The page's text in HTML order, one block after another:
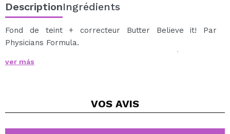
DescriptionIngrédients
Fond de teint + correcteur Butter Believe it! Par
Physicians Formula.
Une base de maquillage et correcteur à la fois,
formulée avec un mélange nourrissant de beurre de
Butter Believe it! A une texture ultra-crémeuse qui fond
Cette base de maquillage a une formule légère et
ver más
VOS AVIS